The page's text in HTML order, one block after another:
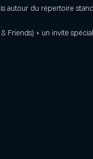
autour du répertoire
Friends) + un invité spécial